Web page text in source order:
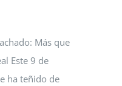
Más que
Este 9 de
ha teñido de